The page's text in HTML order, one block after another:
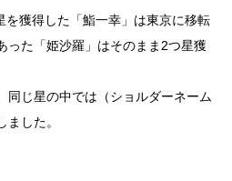
を獲得した「鮨一幸」は東京に移転
った「姫沙羅」はそのまま2つ星獲
同じ星の中では（ショルダーネーム
した。